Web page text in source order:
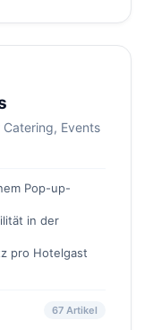
Events
Pop-up-
in der
pro Hotelgast
67 Artikel